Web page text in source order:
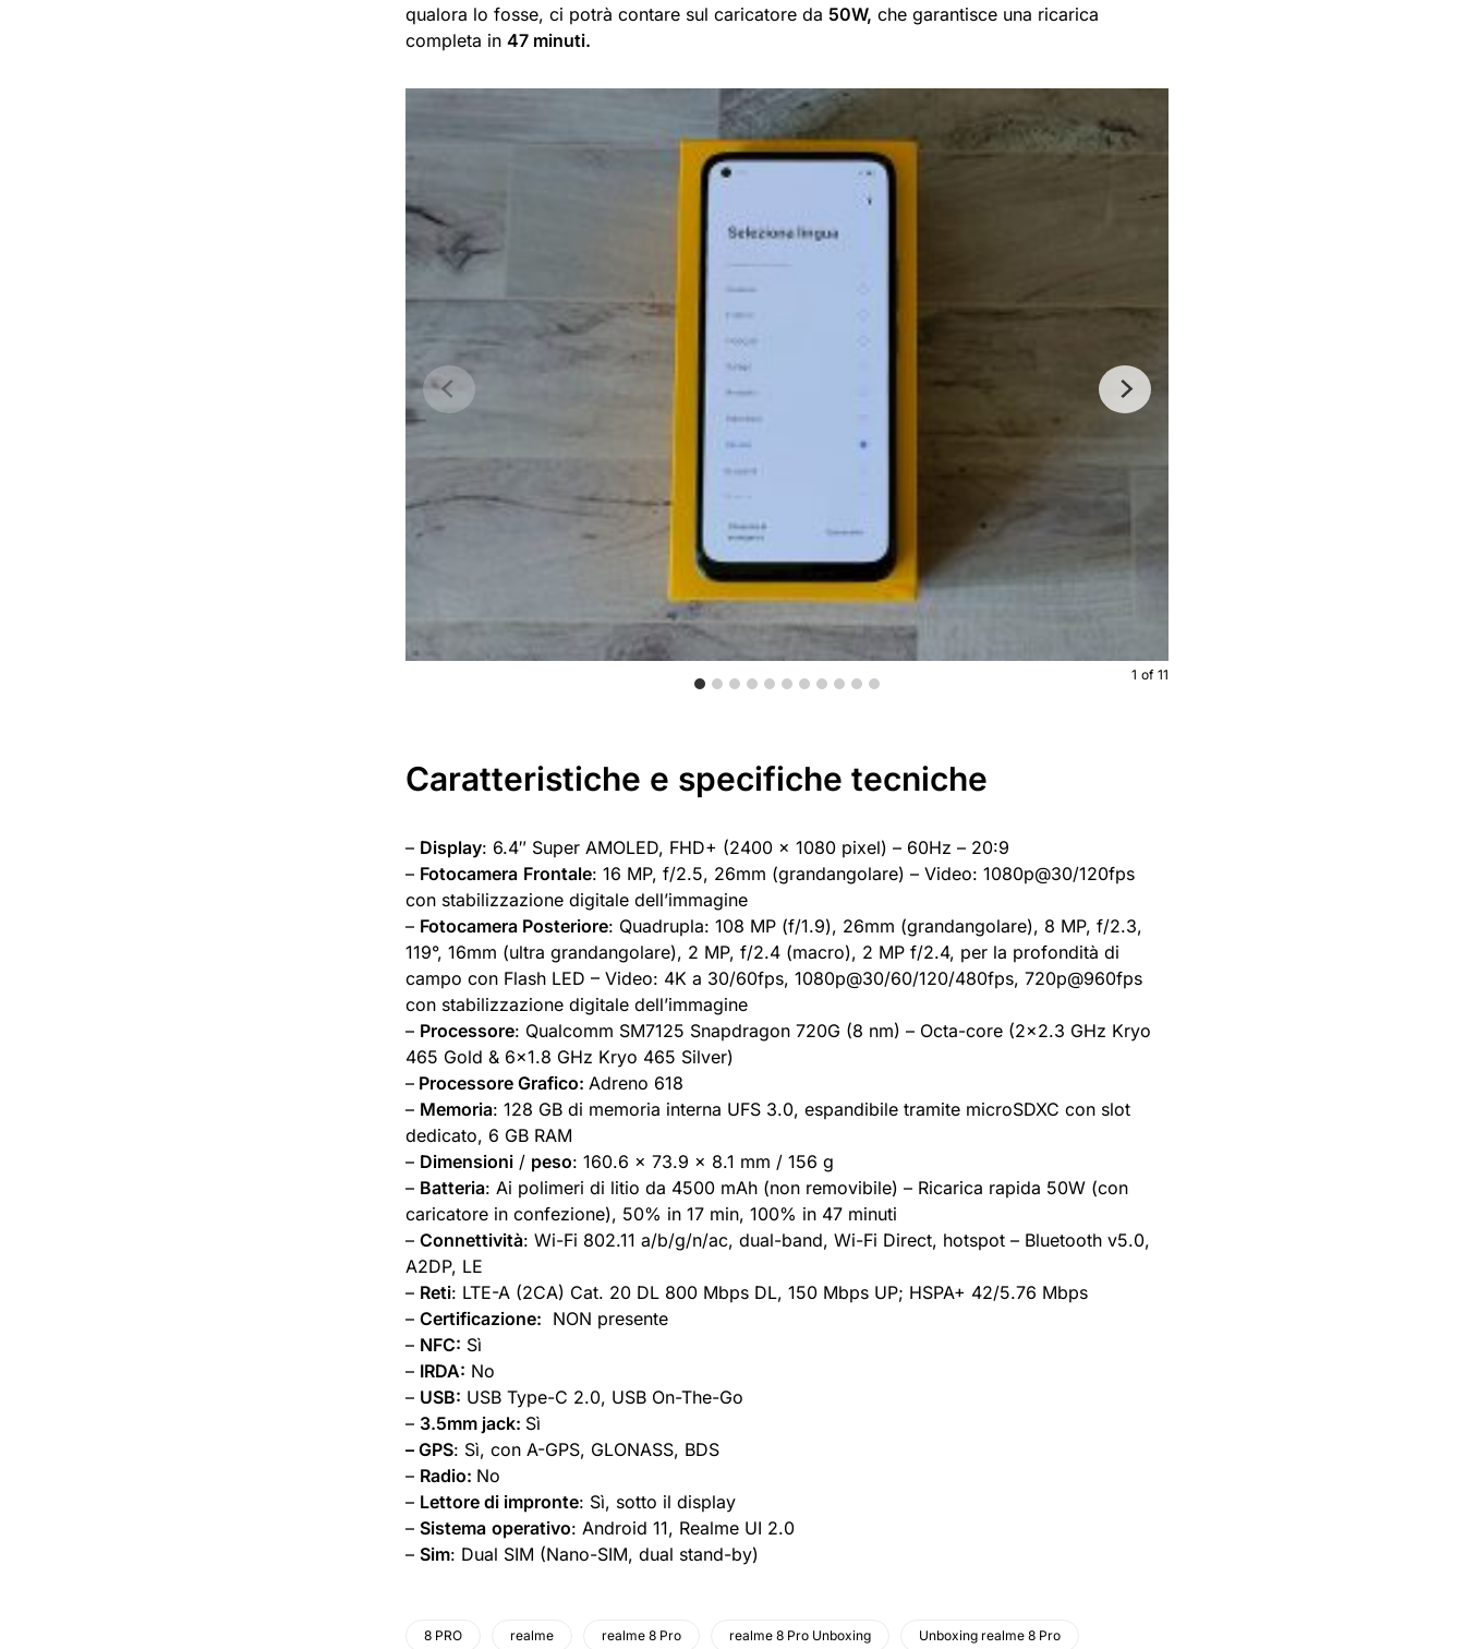
qualora lo fosse, ci potrà contare sul caricatore da 50W, che garantisce una ricarica
completa in 47 minuti.
1 of 11
Caratteristiche e specifiche tecniche
– Display: 6.4″ Super AMOLED, FHD+ (2400 x 1080 pixel) – 60Hz – 20:9
– Fotocamera Frontale: 16 MP, f/2.5, 26mm (grandangolare) – Video: 1080p@30/120fps
con stabilizzazione digitale dell’immagine
– Fotocamera Posteriore: Quadrupla: 108 MP (f/1.9), 26mm (grandangolare), 8 MP, f/2.3,
119°, 16mm (ultra grandangolare), 2 MP, f/2.4 (macro), 2 MP f/2.4, per la profondità di
campo con Flash LED – Video: 4K a 30/60fps, 1080p@30/60/120/480fps, 720p@960fps
con stabilizzazione digitale dell’immagine
– Processore: Qualcomm SM7125 Snapdragon 720G (8 nm) – Octa-core (2×2.3 GHz Kryo
465 Gold & 6×1.8 GHz Kryo 465 Silver)
– Processore Grafico: Adreno 618
– Memoria: 128 GB di memoria interna UFS 3.0, espandibile tramite microSDXC con slot
dedicato, 6 GB RAM
– Dimensioni / peso: 160.6 x 73.9 x 8.1 mm / 156 g
– Batteria: Ai polimeri di litio da 4500 mAh (non removibile) – Ricarica rapida 50W (con
caricatore in confezione), 50% in 17 min, 100% in 47 minuti
– Connettività: Wi-Fi 802.11 a/b/g/n/ac, dual-band, Wi-Fi Direct, hotspot – Bluetooth v5.0,
A2DP, LE
– Reti: LTE-A (2CA) Cat. 20 DL 800 Mbps DL, 150 Mbps UP; HSPA+ 42/5.76 Mbps
– Certificazione: NON presente
– NFC: Sì
– IRDA: No
– USB: USB Type-C 2.0, USB On-The-Go
– 3.5mm jack: Sì
– GPS: Sì, con A-GPS, GLONASS, BDS
– Radio: No
– Lettore di impronte: Sì, sotto il display
– Sistema operativo: Android 11, Realme UI 2.0
– Sim: Dual SIM (Nano-SIM, dual stand-by)
8 PRO realme realme 8 Pro realme 8 Pro Unboxing Unboxing realme 8 Pro